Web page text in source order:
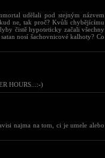
udělali pod stejným názvem
ne, tak proč? Kvůli chybějícímu
čistě hypoteticky začali všechny
nosí šachovnicové kalhoty? Co
HOURS...:-)
najma na tom, ci je umele alebo